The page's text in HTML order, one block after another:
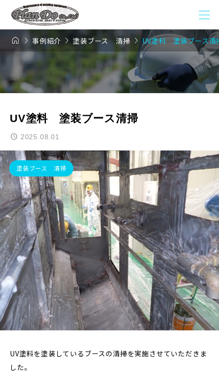
  事例紹介 塗装ブース 清掃  UV塗料 塗装ブース清
UV塗料 塗装ブース清掃
2025.08.01
塗装ブース 清掃
UV塗料を塗装しているブースの清掃を実施させていただきま
した。